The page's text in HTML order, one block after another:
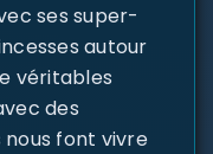
ses super-
autour
véritables
des
font vivre